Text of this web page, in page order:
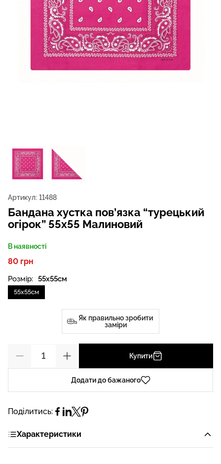
Артикул: 11488
Бандана хустка пов’язка “турецький
огірок” 55х55 Малиновий
В наявності
80 грн
Розмір: 55х55см
55х55см
Як правильно зробити
заміри
Купити
Додати до бажаного
Поділитись:
Характеристики